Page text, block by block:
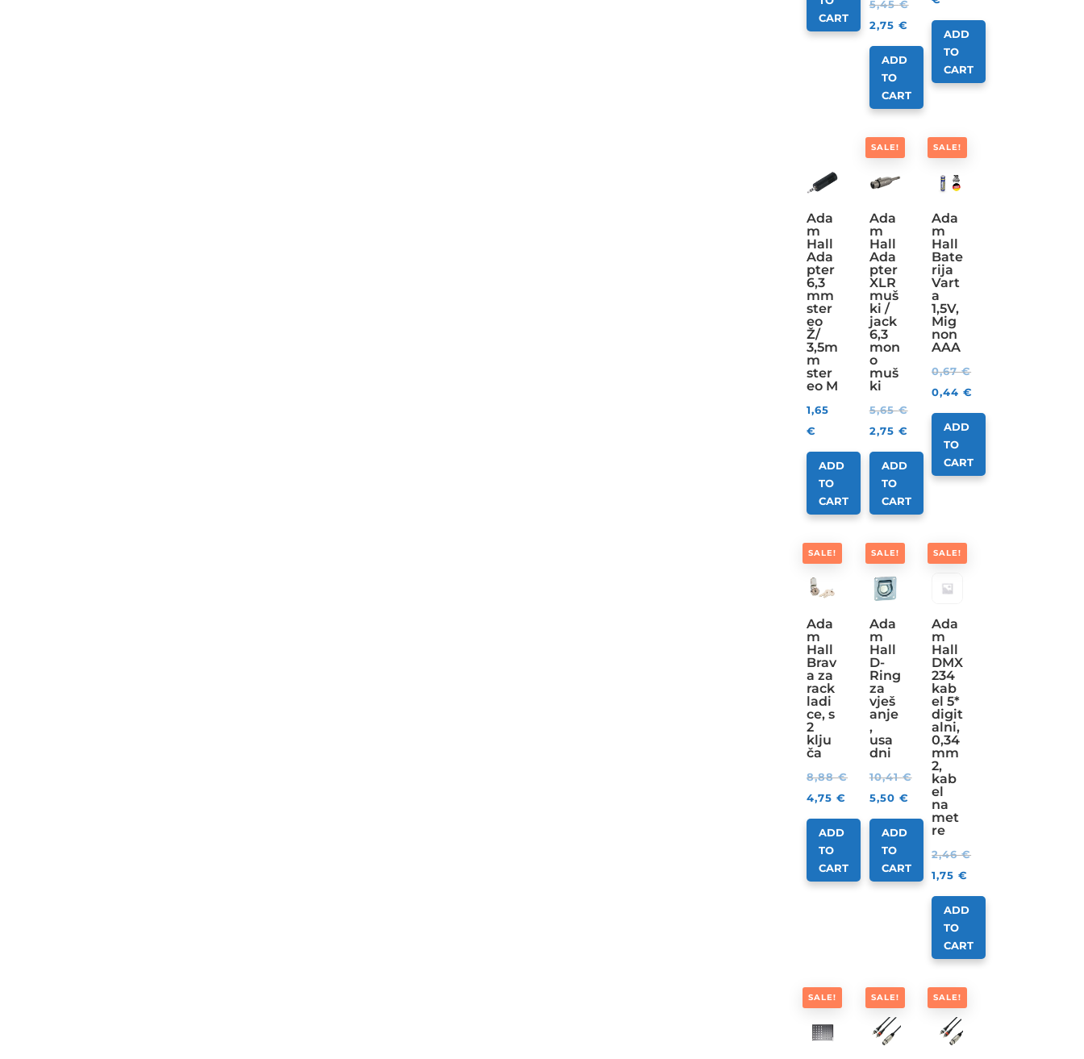
CART
5,45€
2,75 €
ADD
TO
CART
ADD
TO
CART
Ada
m
Hall
Ada
pter
6,3
mm
ster
eo
Ž/
3,5m
m
ster
eo M
1,65
€
ADD
TO
CART
SALE!
Ada
m
Hall
Ada
pter
XLR
muš
ki /
jack
6,3
mon
o
muš
ki
5,65€
2,75 €
ADD
TO
CART
SALE!
Ada
m
Hall
Bate
rija
Vart
a
1,5V,
Mig
non
AAA
0,67€
0,44€
ADD
TO
CART
SALE!
Ada
m
Hall
Brav
a za
rack
ladi
ce, s
2
klju
ča
8,88€
4,75€
ADD
TO
CART
SALE!
Ada
m
Hall
D-
Ring
za
vješ
anje
,
usa
dni
10,41€
5,50 €
ADD
TO
CART
SALE!
Ada
m
Hall
DMX
234
kab
el 5*
digit
alni,
0,34
mm
2,
kab
el
na
met
re
2,46€
1,75€
ADD
TO
CART
SALE! SALE! SALE!